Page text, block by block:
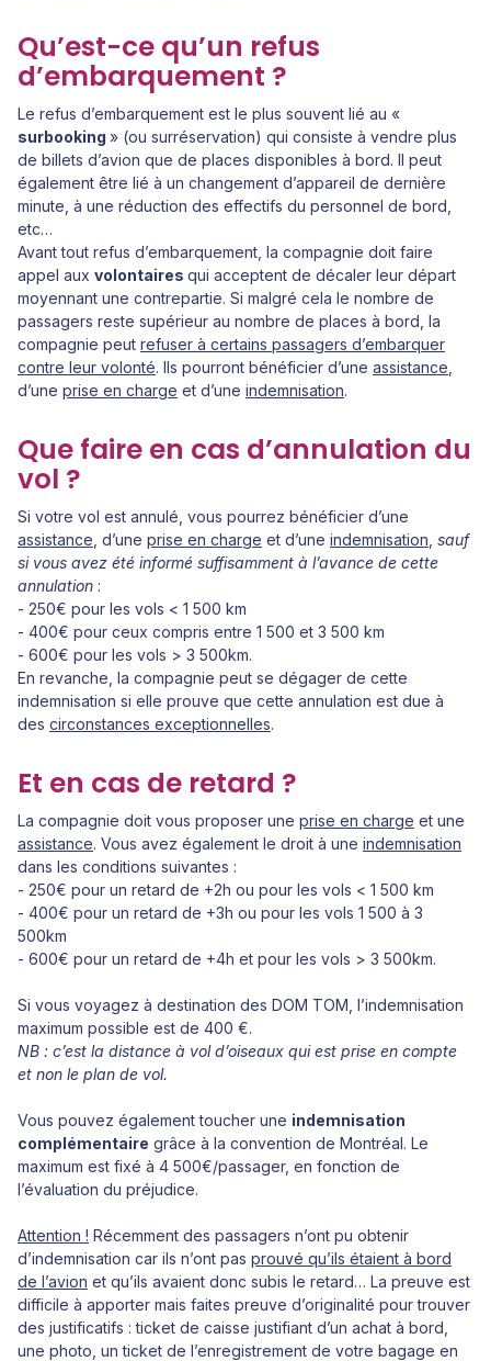
Qu’est-ce qu’un refus
d’embarquement ?
Le refus d’embarquement est le plus souvent lié au «
surbooking » (ou surréservation) qui consiste à vendre plus
de billets d’avion que de places disponibles à bord. Il peut
également être lié à un changement d’appareil de dernière
minute, à une réduction des effectifs du personnel de bord,
etc…
Avant tout refus d’embarquement, la compagnie doit faire
appel aux volontaires qui acceptent de décaler leur départ
moyennant une contrepartie. Si malgré cela le nombre de
passagers reste supérieur au nombre de places à bord, la
compagnie peut refuser à certains passagers d’embarquer
contre leur volonté. Ils pourront bénéficier d’une assistance
d’une prise en charge et d’une indemnisation.
Que faire en cas d’annulation du
vol ?
Si votre vol est annulé, vous pourrez bénéficier d’une
assistance , d’une prise en charge et d’une indemnisation sauf
si vous avez été informé suffisamment à l’avance de cette
annulation : ​
- 250€ pour les vols < 1 500 km
- 400€ pour ceux compris entre 1 500 et 3 500 km
- 600€ pour les vols > 3 500km.
En revanche, la compagnie peut se dégager de cette
indemnisation si elle prouve que cette annulation est due à
des circonstances exceptionnelles.
Et en cas de retard ?
La compagnie doit vous proposer une prise en charge et une
assistance. Vous avez également le droit à une indemnisation
dans les conditions suivantes :
- 250€ pour un retard de +2h ou pour les vols < 1 500 km
- 400€ pour un retard de +3h ou pour les vols 1 500 à 3
500km
- 600€ pour un retard de +4h et pour les vols > 3 500km.
Si vous voyagez à destination des DOM TOM, l’indemnisation
maximum possible est de 400 €.
NB : c’est la distance à vol d’oiseaux qui est prise en compte
et non le plan de vol.
Vous pouvez également toucher une indemnisation
complémentaire grâce à la convention de Montréal. Le
maximum est fixé à 4 500€/passager, en fonction de
l’évaluation du préjudice.
Attention ! Récemment des passagers n’ont pu obtenir
d’indemnisation car ils n’ont pas prouvé qu’ils étaient à bord
de l’avion et qu’ils avaient donc subis le retard… La preuve est
difficile à apporter mais faites preuve d’originalité pour trouver
des justificatifs : ticket de caisse justifiant d’un achat à bord,
une photo, un ticket de l’enregistrement de votre bagage en